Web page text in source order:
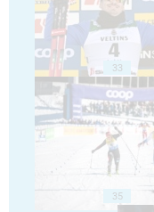
33
35